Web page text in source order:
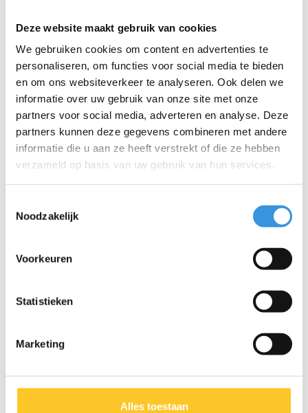
Deze website maakt gebruik van cookies
We gebruiken cookies om content en advertenties te
personaliseren, om functies voor social media te bieden
en om ons websiteverkeer te analyseren. Ook delen we
informatie over uw gebruik van onze site met onze
partners voor social media, adverteren en analyse. Deze
partners kunnen deze gegevens combineren met andere
informatie die u aan ze heeft verstrekt of die ze hebben
verzameld op basis van uw gebruik van hun services.
Noodzakelijk
Voorkeuren
Statistieken
Marketing
Alles toestaan
De kleurnaam van de rem komt overeen met de originele kleur
van de step. Wil je een andere look? Kies dan gerust een andere
kleur!
Let op : voor de Mini Sporty, te herkennen aan de volledig zwarte
wielen (velg en band), heb je een ander onderdeel nodig.
INSTRUCTIES – REM VERVANGEN MINI MICRO STEP
Draai de 8 schroeven aan de onderkant los en verwijder
het dek.
Gebruik een schroevendraaier met een brede platte kop
Verwijder de oude rem en plaats de nieuwe.